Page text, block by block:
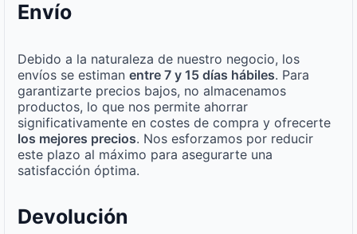
Envío
Debido a la naturaleza de nuestro negocio, los
envíos se estiman entre 7 y 15 días hábiles. Para
garantizarte precios bajos, no almacenamos
productos, lo que nos permite ahorrar
significativamente en costes de compra y ofrecerte
los mejores precios. Nos esforzamos por reducir
este plazo al máximo para asegurarte una
satisfacción óptima.
Devolución